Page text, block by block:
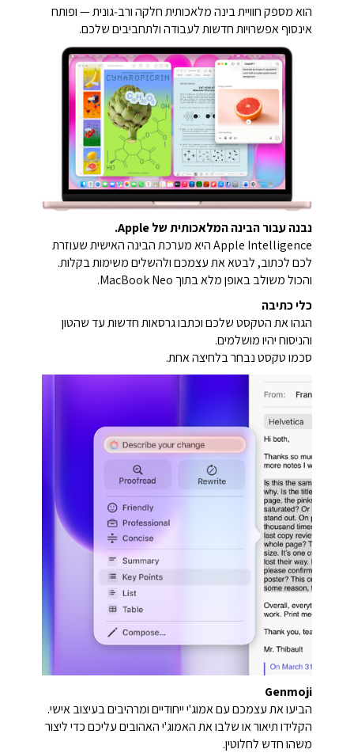
הוא מספק חוויית בינה מלאכותית חלקה ורב‑גונית — ופותח
אינסוף אפשרויות חדשות לעבודה ולתחביבים שלכם.
נבנה עבור הבינה המלאכותית של Apple.
Apple Intelligence היא מערכת הבינה האישית שעוזרת
לכם לכתוב, לבטא את עצמכם ולהשלים משימות בקלות.
והכול משולב באופן מלא בתוך MacBook Neo.
כלי כתיבה
הגהו את הטקסט שלכם וכתבו גרסאות חדשות עד שהטון
והניסוח יהיו מושלמים.
סכמו טקסט נבחר בלחיצה אחת.
Genmoji
הביעו את עצמכם עם אמוג'י ייחודיים ומרהיבים בעיצוב אישי.
הקלידו תיאור או שלבו את האמוג'י האהובים עליכם כדי ליצור
משהו חדש לחלוטין.